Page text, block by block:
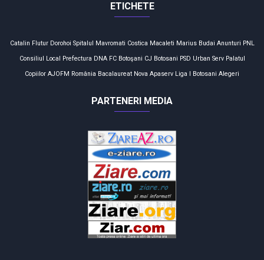
ETICHETE
Catalin Flutur Dorohoi Spitalul Mavromati Costica Macaleti Marius Budai Anunturi PNL
Consiliul Local
Prefectura DNA FC Botoşani CJ Botosani PSD Urban Serv Palatul
Copiilor AJOFM România Bacalaureat Nova Apaserv Liga I Botosani Alegeri
PARTENERI MEDIA